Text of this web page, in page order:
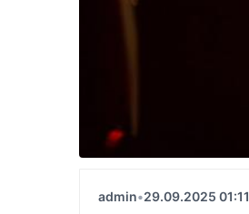
admin•29.09.2025 01:11